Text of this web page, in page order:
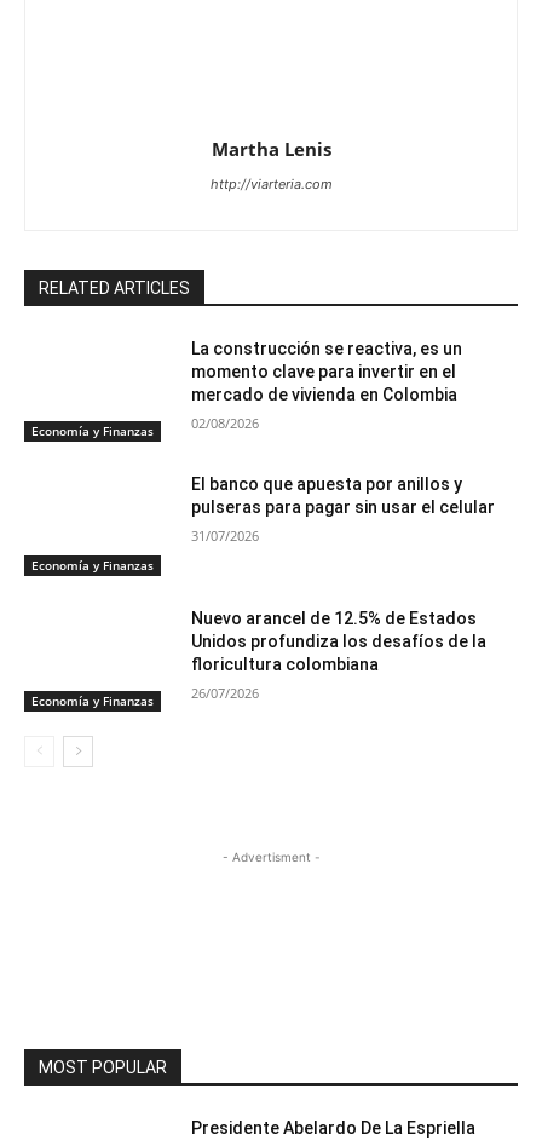
Martha Lenis
http://viarteria.com
RELATED ARTICLES
Economía y Finanzas
La construcción se reactiva, es un
momento clave para invertir en el
mercado de vivienda en Colombia
02/08/2026
Economía y Finanzas
El banco que apuesta por anillos y
pulseras para pagar sin usar el celular
31/07/2026
Economía y Finanzas
Nuevo arancel de 12.5% de Estados
Unidos profundiza los desafíos de la
floricultura colombiana
26/07/2026
- Advertisment -
MOST POPULAR
Presidente Abelardo De La Espriella